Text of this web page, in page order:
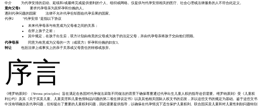
中介 为代孕安排的启动、延续和/或最终完成提供便利的个人、组织或网络。仅提供与代孕安排相关的医疗、社会心理或法律服务的人不符合此定义。
意向父母1
要求代孕母亲为其怀孕和分娩的人。
遇到代孕问题的国家 法律不允许代孕但却面临代孕后果的国家。
代孕2 "代孕安排 "是指以下协议
未来代孕母亲与有意成为父母者之间的关系；
在怀上孩子之前；
其中规定，在孩子出生后，双方计划由有意的父母成为孩子的法定父母，并由代孕母亲将孩子交由他们照顾。
代孕母亲 同意为有意成为父母的一方（或双方）怀孕和分娩的妇女3。
转让 包括法律上或事实上的亲子关系或父母责任的转移或放弃。
序言
《维罗纳原则》（Verona principles）旨在满足在各国对代孕做法采取不同做法的背景下确保尊重通过代孕出生儿童人权的指导迫切需要。维罗纳原则》受《儿童权
利公约》及其《关于买卖儿童、儿童卖淫和儿童色情制品问题的第二项任择议定书》以及其他相关国际人权文书的启发，并以这些文书的规定为基础。鉴于这些文书
中没有明确涉及代孕问题，但却提出了重要的儿童权利问题，因此需要提供指导，以确保在代孕情况下适当保护儿童权利。联合国买卖儿童和对儿童性剥削问题特别